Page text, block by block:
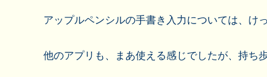
アップルペンシルの手書き入力については、け
他のアプリも、まあ使える感じでしたが、持ち